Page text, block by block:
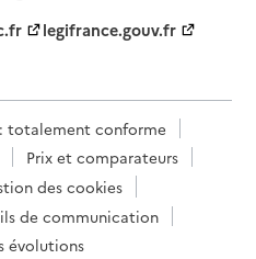
legifrance.gouv.fr
totalement conforme
Prix et comparateurs
des cookies
de communication
évolutions